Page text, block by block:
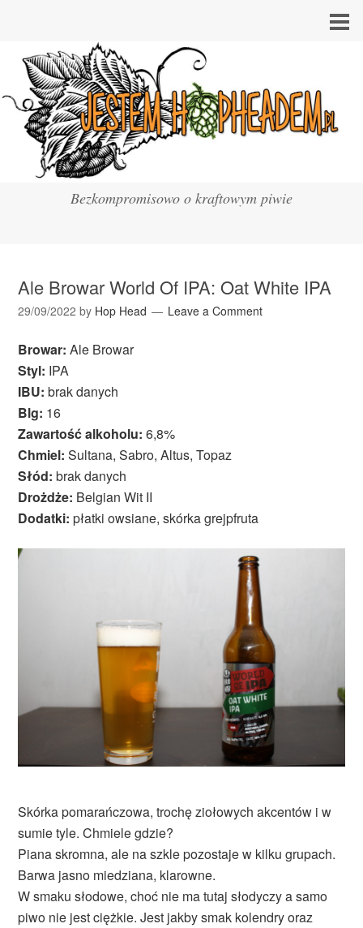
Bezkompromisowo o kraftowym piwie
Ale Browar World Of IPA: Oat White IPA
29/09/2022 by Hop Head Leave a Comment
Browar: Ale Browar
Styl: IPA
IBU: brak danych
Blg: 16
Zawartość alkoholu: 6,8%
Chmiel: Sultana, Sabro, Altus, Topaz
Słód: brak danych
Drożdże: Belgian Wit II
Dodatki: płatki owsiane, skórka grejpfruta
Skórka pomarańczowa, trochę ziołowych akcentów i w
sumie tyle. Chmiele gdzie?
Piana skromna, ale na szkle pozostaje w kilku grupach.
Barwa jasno miedziana, klarowne.
W smaku słodowe, choć nie ma tutaj słodyczy a samo
piwo nie jest ciężkie. Jest jakby smak kolendry oraz